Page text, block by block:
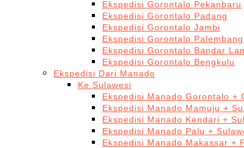
Ekspedisi Gorontalo Pekanbaru
Ekspedisi Gorontalo Padang
Ekspedisi Gorontalo Jambi
Ekspedisi Gorontalo
Ekspedisi Gorontalo Bandar
Ekspedisi Gorontalo Bengkulu
Ekspedisi Dari Manado
Ke Sulawesi
Ekspedisi Manado Gorontalo +
Ekspedisi Manado Mamuju +
Ekspedisi Manado Kendari +
Ekspedisi Manado Palu +
Ekspedisi Manado Makassar +